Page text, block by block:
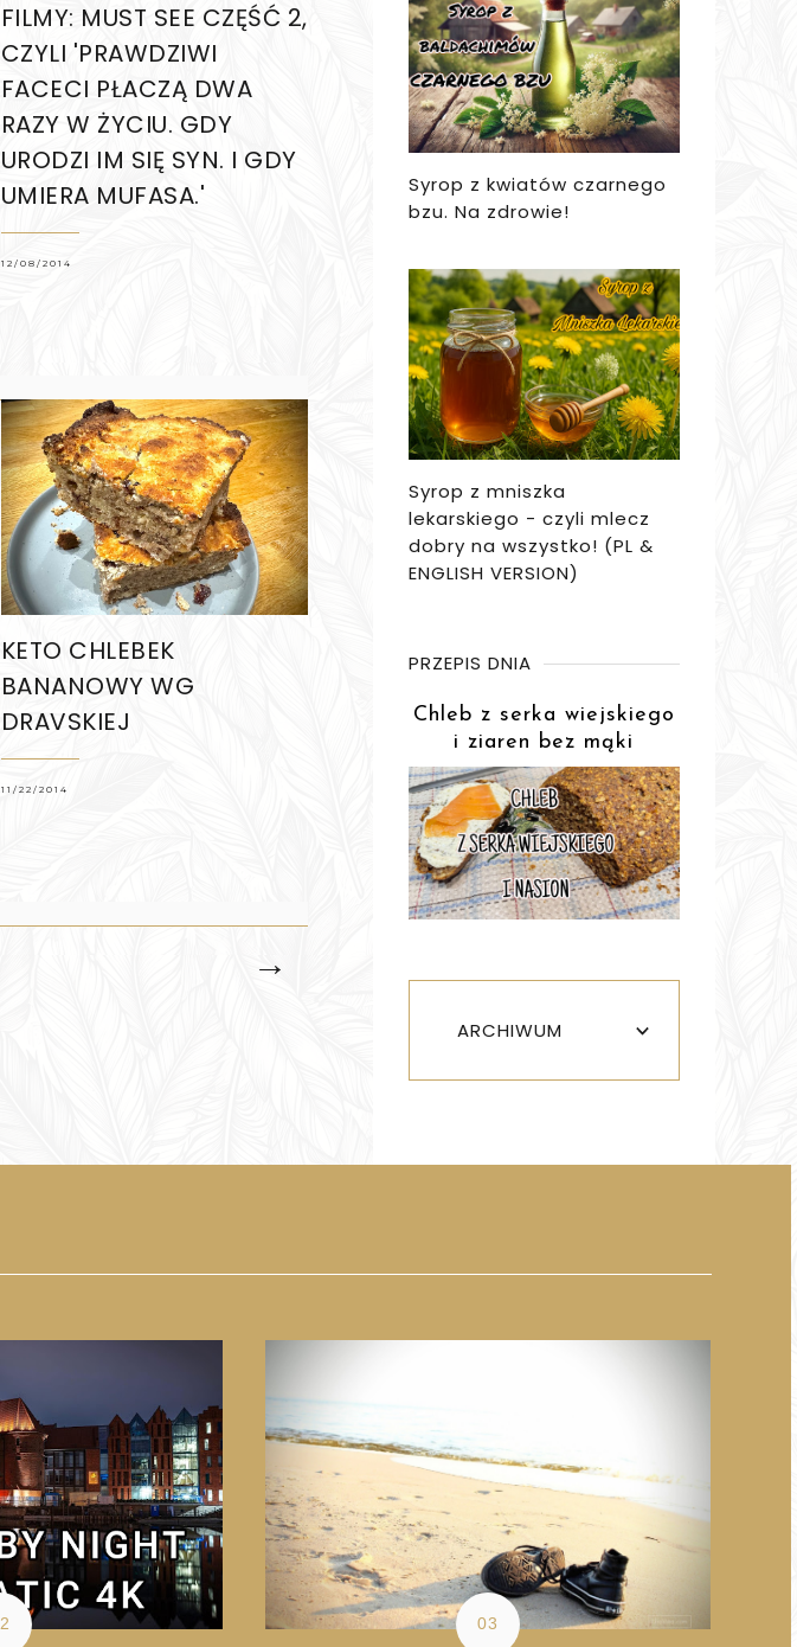
FILMY: MUST SEE CZĘŚĆ 2,
CZYLI 'PRAWDZIWI
FACECI PŁACZĄ DWA
RAZY W ŻYCIU. GDY
URODZI IM SIĘ SYN. I GDY
UMIERA MUFASA.'
12/08/2014
KETO CHLEBEK
BANANOWY WG
DRAVSKIEJ
11/22/2014
→
Syrop z kwiatów czarnego
bzu. Na zdrowie!
Syrop z mniszka
lekarskiego - czyli mlecz
dobry na wszystko! (PL &
ENGLISH VERSION)
PRZEPIS DNIA
Chleb z serka wiejskiego
i ziaren bez mąki
ARCHIWUM